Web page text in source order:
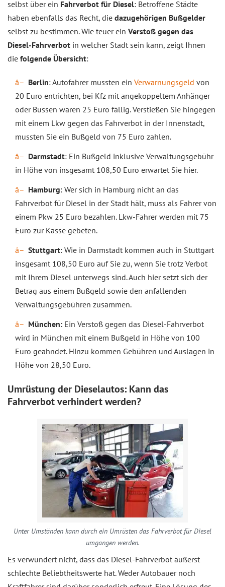
selbst über ein Fahrverbot für Diesel: Betroffene Städte
haben ebenfalls das Recht, die dazugehörigen Bußgelder
selbst zu bestimmen. Wie teuer ein Verstoß gegen das
Diesel-Fahrverbot in welcher Stadt sein kann, zeigt Ihnen
die folgende Übersicht:
Berlin: Autofahrer mussten ein Verwarnungsgeld von
20 Euro entrichten, bei Kfz mit angekoppeltem Anhänger
oder Bussen waren 25 Euro fällig. Verstießen Sie hingegen
mit einem Lkw gegen das Fahrverbot in der Innenstadt,
mussten Sie ein Bußgeld von 75 Euro zahlen.
Darmstadt: Ein Bußgeld inklusive Verwaltungsgebühr
in Höhe von insgesamt 108,50 Euro erwartet Sie hier.
Hamburg: Wer sich in Hamburg nicht an das
Fahrverbot für Diesel in der Stadt hält, muss als Fahrer von
einem Pkw 25 Euro bezahlen. Lkw-Fahrer werden mit 75
Euro zur Kasse gebeten.
Stuttgart: Wie in Darmstadt kommen auch in Stuttgart
insgesamt 108,50 Euro auf Sie zu, wenn Sie trotz Verbot
mit Ihrem Diesel unterwegs sind. Auch hier setzt sich der
Betrag aus einem Bußgeld sowie den anfallenden
Verwaltungsgebühren zusammen.
München: Ein Verstoß gegen das Diesel-Fahrverbot
wird in München mit einem Bußgeld in Höhe von 100
Euro geahndet. Hinzu kommen Gebühren und Auslagen in
Höhe von 28,50 Euro.
Umrüstung der Dieselautos: Kann das
Fahrverbot verhindert werden?
Unter Umständen kann durch ein Umrüsten das Fahrverbot für Diesel
umgangen werden.
Es verwundert nicht, dass das Diesel-Fahrverbot äußerst
schlechte Beliebtheitswerte hat. Weder Autobauer noch